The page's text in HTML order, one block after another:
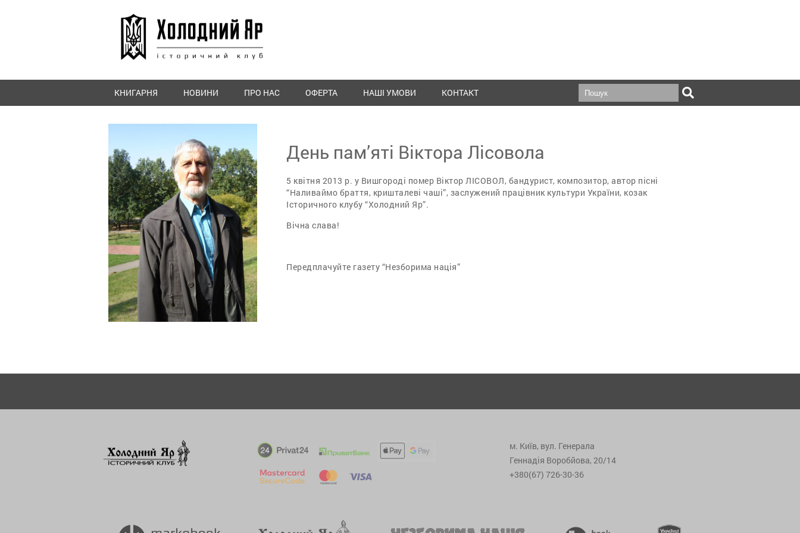
КНИГАРНЯ НОВИНИ ПРО НАС ОФЕРТА НАШІ УМОВИ КОНТАКТ
День пам’яті Віктора Лісовола
5 квітня 2013 р. у Вишгороді помер Віктор ЛІСОВОЛ, бандурист, композитор, автор пісні
“Наливаймо браття, кришталеві чаші”, заслужений працівник культури України, козак
Історичного клубу “Холодний Яр”.
Вічна слава!
Передплачуйте газету “Незборима нація”
м. Київ, вул. Генерала
Геннадія Воробйова, 20/14
+380(67) 726-30-36